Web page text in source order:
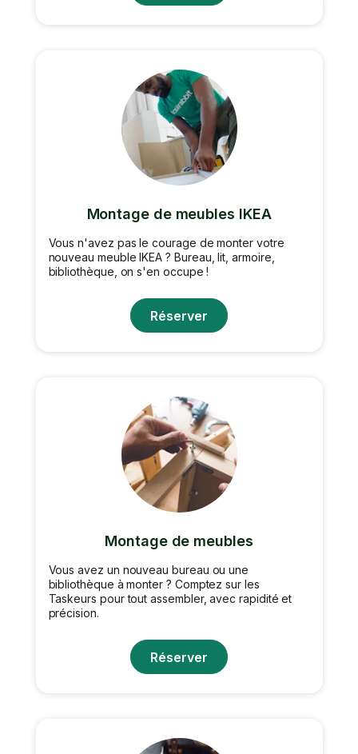
Montage de meubles IKEA
Vous n'avez pas le courage de monter votre
nouveau meuble IKEA ? Bureau, lit, armoire,
bibliothèque, on s'en occupe !
Réserver
Montage de meubles
Vous avez un nouveau bureau ou une
bibliothèque à monter ? Comptez sur les
Taskeurs pour tout assembler, avec rapidité et
précision.
Réserver